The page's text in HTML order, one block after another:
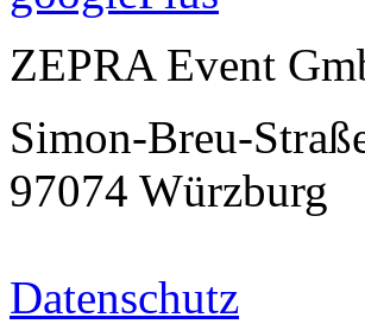
ZEPRA Event
Simon-Breu-
97074 Würzburg
Datenschutz